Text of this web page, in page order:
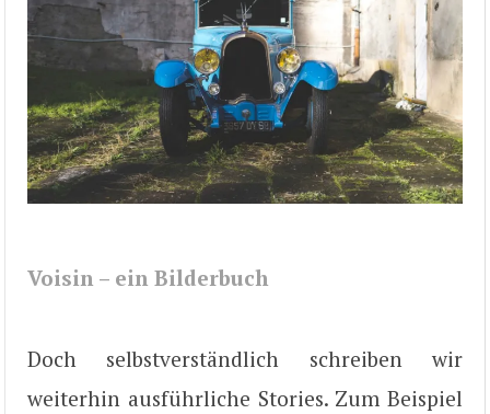
Voisin – ein Bilderbuch
Doch selbstverständlich schreiben wir
weiterhin ausführliche Stories. Zum Beispiel